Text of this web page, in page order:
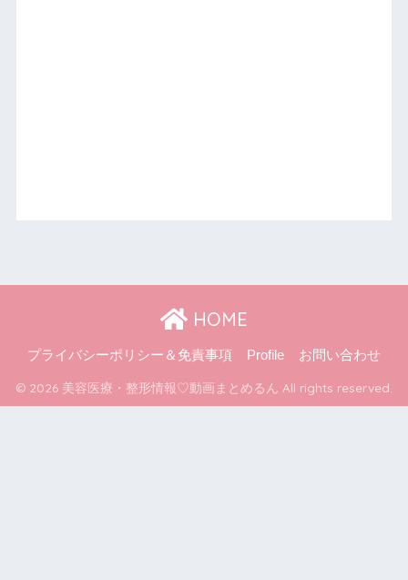
HOME
プライバシーポリシー＆免責事項 Profile お問い合わせ
© 2026 美容医療・整形情報♡動画まとめるん All rights reserved.